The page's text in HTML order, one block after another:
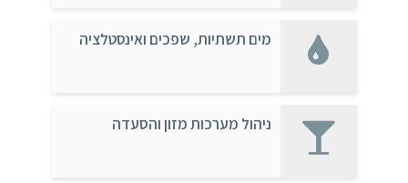
מים תשתיות, שפכים ואינסטלציה
ניהול מערכות מזון והסעדה